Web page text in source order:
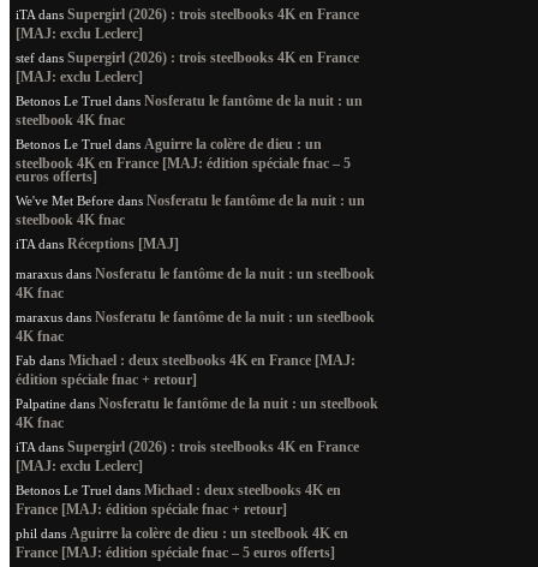
iTA dans Supergirl (2026) : trois steelbooks 4K en France
[MAJ: exclu Leclerc]
stef dans Supergirl (2026) : trois steelbooks 4K en France
[MAJ: exclu Leclerc]
Betonos Le Truel dans Nosferatu le fantôme de la nuit : un
steelbook 4K fnac
Betonos Le Truel dans Aguirre la colère de dieu : un
steelbook 4K en France [MAJ: édition spéciale fnac – 5
euros offerts]
We've Met Before dans Nosferatu le fantôme de la nuit : un
steelbook 4K fnac
iTA dans Réceptions [MAJ]
maraxus dans Nosferatu le fantôme de la nuit : un steelbook
4K fnac
maraxus dans Nosferatu le fantôme de la nuit : un steelbook
4K fnac
Fab dans Michael : deux steelbooks 4K en France [MAJ:
édition spéciale fnac + retour]
Palpatine dans Nosferatu le fantôme de la nuit : un steelbook
4K fnac
iTA dans Supergirl (2026) : trois steelbooks 4K en France
[MAJ: exclu Leclerc]
Betonos Le Truel dans Michael : deux steelbooks 4K en
France [MAJ: édition spéciale fnac + retour]
phil dans Aguirre la colère de dieu : un steelbook 4K en
France [MAJ: édition spéciale fnac – 5 euros offerts]